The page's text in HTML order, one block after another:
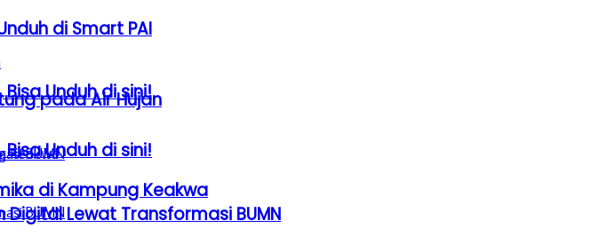
Unduh di sini!
Lewat Transformasi BUMN
di Smart PAI
Unduh di sini!
pada Air Hujan
di Kampung Keakwa